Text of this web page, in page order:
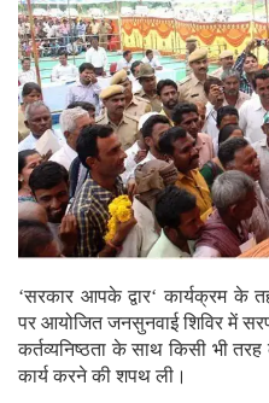
‘सरकार आपके द्वार‘ कार्यक्रम के
पर आयोजित जनसुनवाई शिविर में
कर्तव्यनिष्ठता के साथ किसी भी
कार्य करने की शपथ ली।